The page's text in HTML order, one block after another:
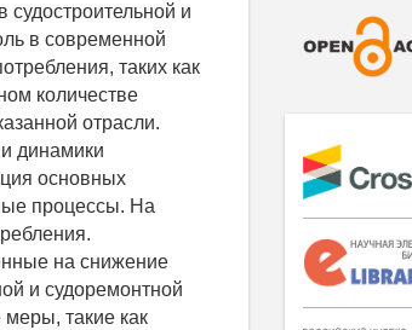
и
в современной
таких как
количестве
отрасли.
динамики
основных
процессы. На
на снижение
и судоремонтной
меры, такие как